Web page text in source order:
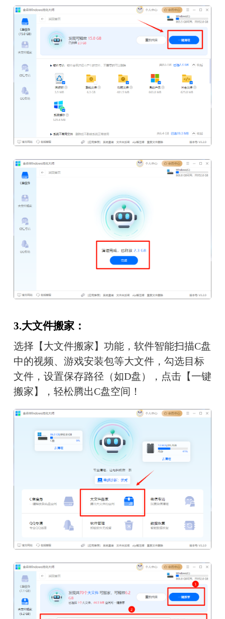
3.大文件搬家：
选择【大文件搬家】功能，软件智能扫描C盘
中的视频、游戏安装包等大文件，勾选目标
文件，设置保存路径（如D盘），点击【一键
搬家】，轻松腾出C盘空间！